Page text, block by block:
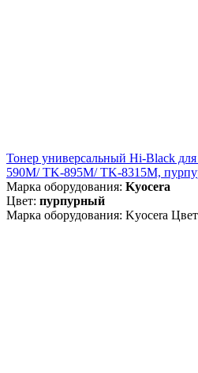
Тонер универсальный Hi-Black
590M/ TK-895M/ TK-8315M,
Марка оборудования: Kyocera
Цвет: пурпурный
Марка оборудования: Kyocera